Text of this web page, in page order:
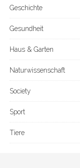
Geschichte
Gesundheit
Haus & Garten
Naturwissenschaft
Society
Sport
Tiere